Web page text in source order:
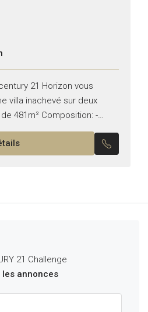
21 Horizon vous
villa inachevé sur deux
481m² Composition: -
jardin et la piscine –...
21 Challenge
les annonces